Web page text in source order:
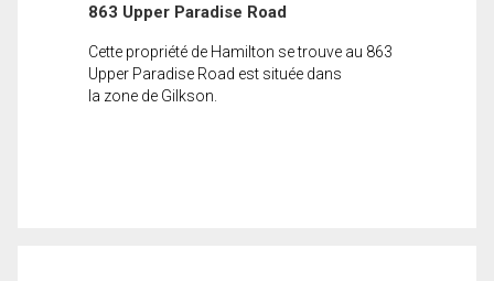
863 Upper Paradise Road
Cette propriété de Hamilton se trouve au 863
Upper Paradise Road est située dans
la zone de Gilkson.